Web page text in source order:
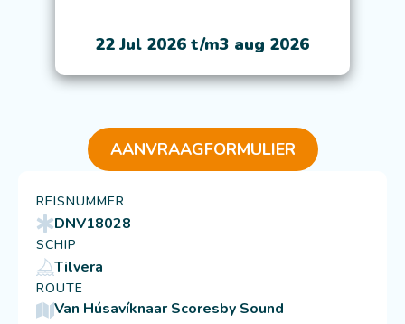
22 Jul 2026 t/m3 aug 2026
AANVRAAGFORMULIER
REISNUMMER
DNV18028
SCHIP
Tilvera
ROUTE
Van Húsavíknaar Scoresby Sound